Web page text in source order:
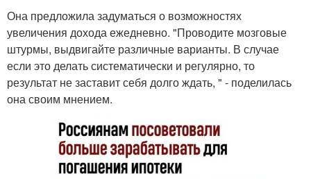
Она предложила задуматься о возможностях
увеличения дохода ежедневно. "Проводите мозговые
штурмы, выдвигайте различные варианты. В случае
если это делать систематически и регулярно, то
результат не заставит себя долго ждать, " - поделилась
она своим мнением.